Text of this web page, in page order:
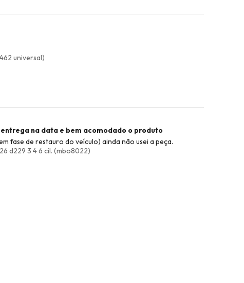
universal)
na data e bem acomodado o produto
fase de restauro do veículo) ainda não usei a peça.
d229 3 4 6 cil. (mbo8022)